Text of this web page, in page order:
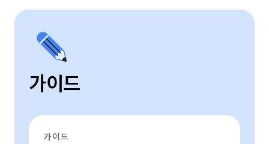
가이드
가이드